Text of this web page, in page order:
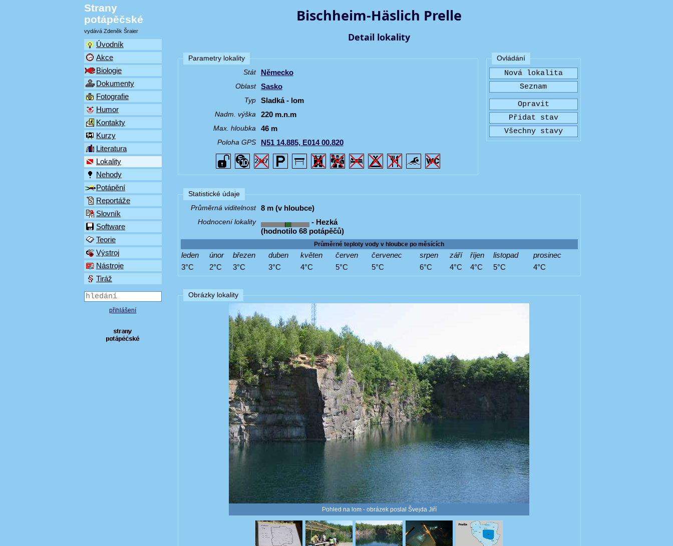
Strany
potápěčské
vydává Zdeněk Šraier
Úvodník
Akce
Biologie
Dokumenty
Fotografie
Humor
Kontakty
Kurzy
Literatura
Lokality
Nehody
Potápění
Reportáže
Slovník
Software
Teorie
Výstroj
Nástroje
Tiráž
přihlášení
Bischheim-Häslich Prelle
Detail lokality
Ovládání
Parametry lokality
Stát
Německo
Oblast Sasko
Typ Sladká - lom
Nadm. výška 220 m.n.m
Max. hloubka 46 m
Poloha GPS N51 14.885, E014 00.820
Statistické údaje
Průměrná viditelnost
8 m (v hloubce)
Hodnocení lokality
- Hezká
(hodnotilo 68 potápěčů)
Průměrné teploty vody v hloubce po měsících
leden únor březen duben květen červen červenec srpen září říjen listopad
prosinec
3°C
2°C 3°C 3°C 4°C 5°C 5°C 6°C 4°C 4°C 5°C 4°C
Obrázky lokality
Pohled na lom - obrázek poslal Švejda Jiří